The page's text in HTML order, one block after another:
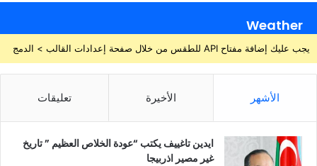
Weather
يجب عليك إضافة مفتاح API للطقس من خلال صفحة إعدادات القالب > الدمج
الأشهر الأخيرة تعليقات
ايدين تاغييف يكتب “عودة الخلاص العظيم ” تاريخ
غير مصير اذربيجا